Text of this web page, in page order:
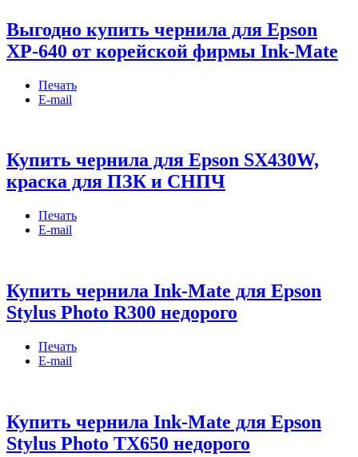
Выгодно купить чернила для Epson
XP-640 от корейской фирмы Ink-Mate
Печать
E-mail
Купить чернила для Epson SX430W,
краска для ПЗК и СНПЧ
Печать
E-mail
Купить чернила Ink-Mate для Epson
Stylus Photo R300 недорого
Печать
E-mail
Купить чернила Ink-Mate для Epson
Stylus Photo TX650 недорого